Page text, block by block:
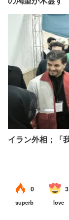
イラン外相；「